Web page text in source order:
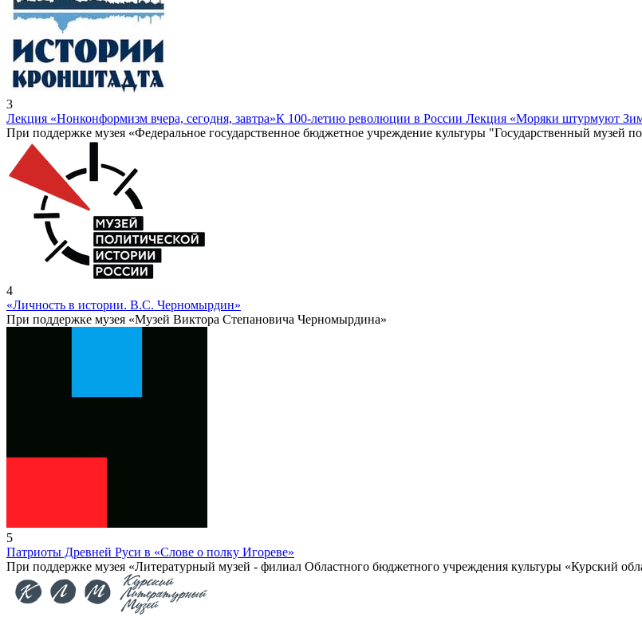
3
Лекция «Нонконформизм вчера, сегодня, завтра»К 100-летию революции в России Лекция «Моряки штурмуют
При поддержке музея «Федеральное государственное бюджетное учреждение культуры "Государственный музей
4
«Личность в истории. В.С. Черномырдин»
При поддержке музея «Музей Виктора Степановича Черномырдина»
5
Патриоты Древней Руси в «Слове о полку Игореве»
При поддержке музея «Литературный музей - филиал Областного бюджетного учреждения культуры «Курский